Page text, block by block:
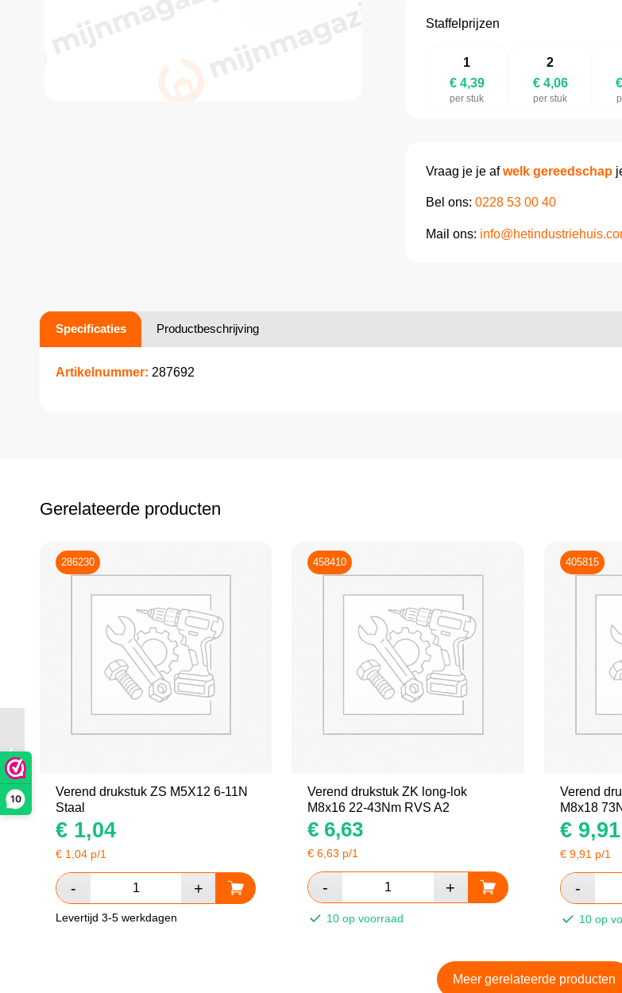
10
Staffelprijzen
1
€ 4,39
per stuk
2
€ 4,06
per stuk
Vraag je je afwelk gereedschap
Bel ons: 0228 53 00 40
Mail ons:
Specificaties Productbeschrijving
Artikelnummer: 287692
Gerelateerde producten
286230
Verend drukstuk ZS M5X12 6-11N
Staal
€ 1,04
€ 1,04 p/1
Levertijd 3-5 werkdagen
458410
Verend drukstuk ZK long-lok
M8x16 22-43Nm RVS A2
€ 6,63
€6,63 p/1
10 op voorraad
405815
Verend
M8x18
€9,91
€ 9,91p/1
10 op
Meer gerelateerde producten
klemb.3.0-5.5 RVS A2